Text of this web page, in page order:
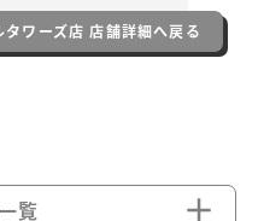
ワーズ店 店舗詳細へ戻る
覧